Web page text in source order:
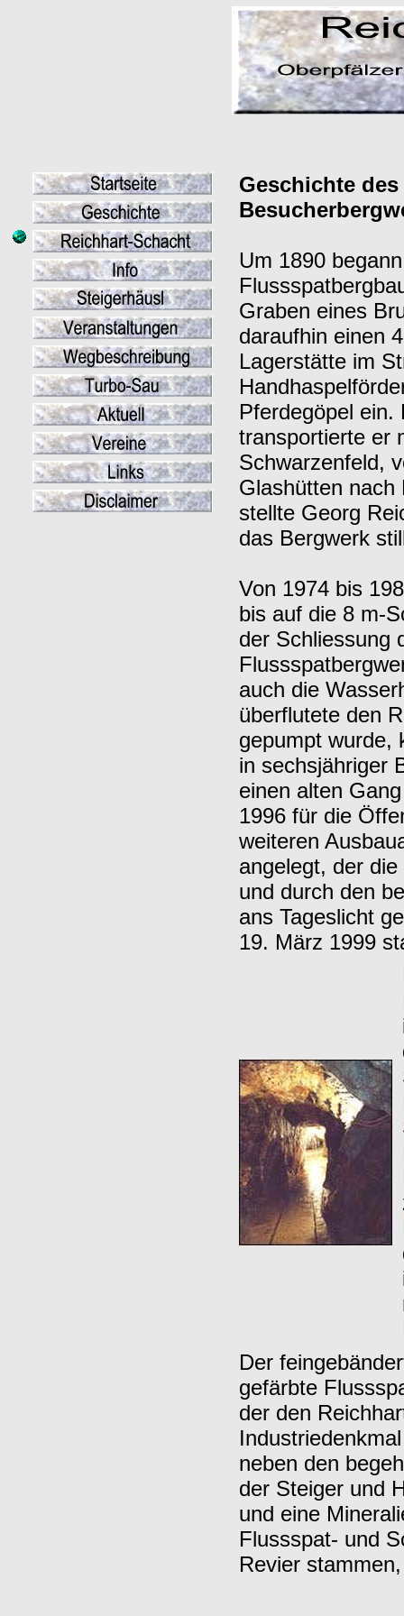
Geschichte
Um 1890
Graben eines
daraufhin einen
Lagerstätte im
Pferdegöpel ein.
transportierte er
Schwarzenfeld,
Glashütten nach
stellte Georg
das Bergwerk
Von 1974 bis
bis auf die 8 m-
der Schliessung
auch die
überflutete den
gepumpt wurde,
in sechsjähriger
einen alten
1996 für die
weiteren
angelegt, der
und durch den
ans Tageslicht
19. März 1999
Der
gefärbte
der den
neben den
der Steiger und
und eine
Flussspat- und
Revier